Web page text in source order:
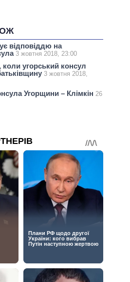
відповіддю на
3 жовтня 2018, 23:00
коли угорський консул
3 жовтня 2018,
Угорщини – Клімкін 26